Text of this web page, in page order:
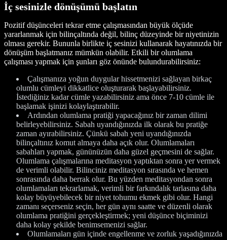
İç sesinizle dönüşümü başlatın
Pozitif düşünceleri tekrar etme çalışmasından büyük ölçüde
yararlanmak için bilinçaltında değil, bilinç düzeyinde bir niyetinizin
olması gerekir. Bununla birlikte iç sesinizi kullanarak hayatınızda bir
dönüşüm başlatmanız mümkün olabilir. Etkili bir olumlama
çalışması yapmak için şunları göz önünde bulundurabilirsiniz:
Çalışmanıza yoğun duygular hissetmenizi sağlayan birkaç
olumlu cümleyi dikkatlice oluşturarak başlayabilirsiniz.
İstediğiniz kadar cümle yazabilirsiniz ama önce 7-10 cümle ile
başlamak işinizi kolaylaştırabilir.
Ardından olumlama pratiği yapacağınız bir zaman dilimi
belirleyebilirsiniz. Sabah uyandığınızda ilk olarak bu pratiğe
zaman ayırabilirsiniz. Çünkü sabah yeni uyandığınızda
bilinçaltınız komut almaya daha açık olur. Olumlamaları
sabahları yapmak, gününüzün daha güzel geçmesini de sağlar.
Olumlama çalışmalarına meditasyon yaptıktan sonra yer vermek
de verimli olabilir. Bilinciniz meditasyon sırasında ve hemen
sonrasında daha berrak olur. Bu yüzden meditasyondan sonra
olumlamaları tekrarlamak, verimli bir farkındalık tarlasına daha
kolay büyüyebilecek bir niyet tohumu ekmek gibi olur. Hangi
zamanı seçerseniz seçin, her gün aynı saatte ve düzenli olarak
olumlama pratiğini gerçekleştirmek; yeni düşünce biçiminizi
daha kolay şekilde benimsemenizi sağlar.
Olumlamaları gün içinde engellenme ve zorluk yaşadığınızda